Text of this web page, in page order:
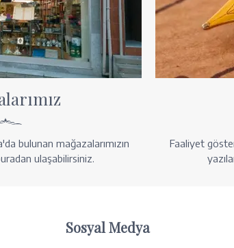
bulunan mağazalarımızın
ulaşabilirsiniz.
Faaliyet
Sosyal Medya